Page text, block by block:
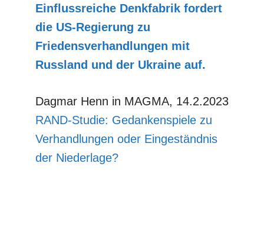
Einflussreiche Denkfabrik fordert
die US-Regierung zu
Friedensverhandlungen mit
Russland und der Ukraine auf.
Dagmar Henn in MAGMA, 14.2.2023
RAND-Studie: Gedankenspiele zu
Verhandlungen oder Eingeständnis
der Niederlage?